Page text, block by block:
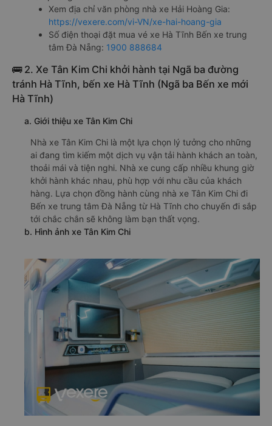
Xem địa chỉ văn phòng nhà xe Hải Hoàng Gia:
https://vexere.com/vi-VN/xe-hai-hoang-gia
Số điện thoại đặt mua vé xe Hà Tĩnh Bến xe trung
tâm Đà Nẵng: 1900 888684
🚌 2. Xe Tân Kim Chi khởi hành tại Ngã ba đường
tránh Hà Tĩnh, bến xe Hà Tĩnh (Ngã ba Bến xe mới
Hà Tĩnh)
a. Giới thiệu xe Tân Kim Chi
Nhà xe Tân Kim Chi là một lựa chọn lý tưởng cho những
ai đang tìm kiếm một dịch vụ vận tải hành khách an toàn,
thoải mái và tiện nghi. Nhà xe cung cấp nhiều khung giờ
khởi hành khác nhau, phù hợp với nhu cầu của khách
hàng. Lựa chọn đồng hành cùng nhà xe Tân Kim Chi đi
Bến xe trung tâm Đà Nẵng từ Hà Tĩnh cho chuyến đi sắp
tới chắc chắn sẽ không làm bạn thất vọng.
b. Hình ảnh xe Tân Kim Chi